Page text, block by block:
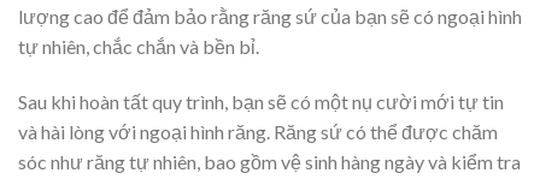
lượng cao để đảm bảo rằng răng sứ của bạn sẽ có ngoại hình
tự nhiên, chắc chắn và bền bỉ.
Sau khi hoàn tất quy trình, bạn sẽ có một nụ cười mới tự tin
và hài lòng với ngoại hình răng. Răng sứ có thể được chăm
sóc như răng tự nhiên, bao gồm vệ sinh hàng ngày và kiểm tra